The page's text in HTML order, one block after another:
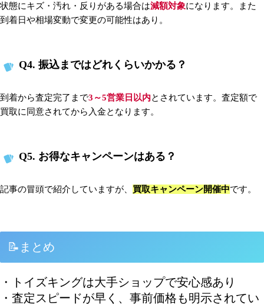
状態にキズ・汚れ・反りがある場合は減額対象になります。また
到着日や相場変動で変更の可能性はあり。
Q4. 振込まではどれくらいかかる？
到着から査定完了まで3～5営業日以内とされています。査定額で
買取に同意されてから入金となります。
Q5. お得なキャンペーンはある？
記事の冒頭で紹介していますが、 買取キャンペーン開催中です。
📝まとめ
・トイズキングは大手ショップで安心感あり
・査定スピードが早く、事前価格も明示されてい